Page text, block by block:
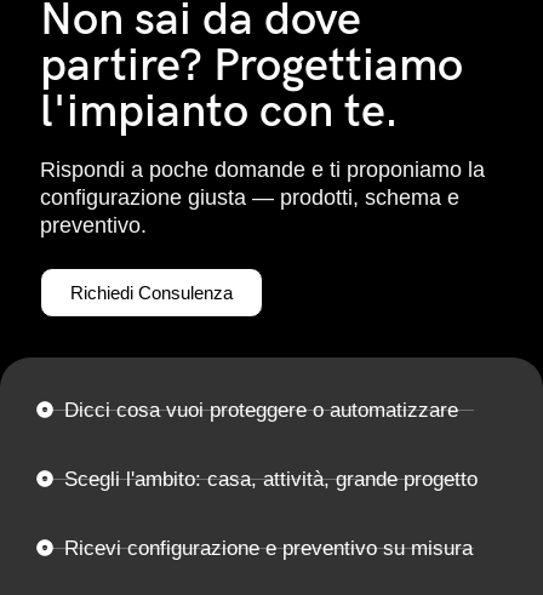
Non sai da dove
partire? Progettiamo
l'impianto con te.
Rispondi a poche domande e ti proponiamo la
configurazione giusta — prodotti, schema e
preventivo.
Richiedi Consulenza
Dicci cosa vuoi proteggere o automatizzare
Scegli l'ambito: casa, attività, grande progetto
Ricevi configurazione e preventivo su misura